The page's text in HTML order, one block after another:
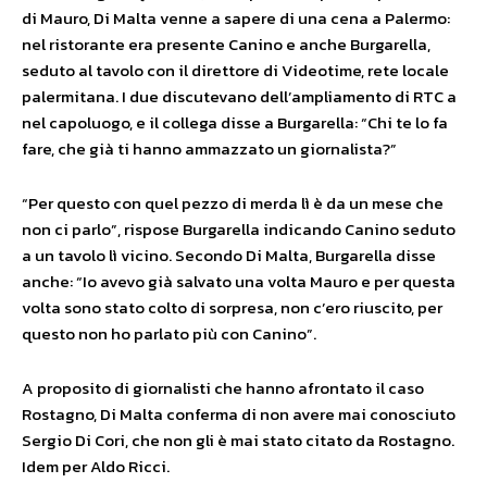
di Mauro, Di Malta venne a sapere di una cena a Palermo:
nel ristorante era presente Canino e anche Burgarella,
seduto al tavolo con il direttore di Videotime, rete locale
palermitana. I due discutevano dell’ampliamento di RTC a
nel capoluogo, e il collega disse a Burgarella: “Chi te lo fa
fare, che già ti hanno ammazzato un giornalista?”
“Per questo con quel pezzo di merda lì è da un mese che
non ci parlo”, rispose Burgarella indicando Canino seduto
a un tavolo lì vicino. Secondo Di Malta, Burgarella disse
anche: “Io avevo già salvato una volta Mauro e per questa
volta sono stato colto di sorpresa, non c’ero riuscito, per
questo non ho parlato più con Canino”.
A proposito di giornalisti che hanno afrontato il caso
Rostagno, Di Malta conferma di non avere mai conosciuto
Sergio Di Cori, che non gli è mai stato citato da Rostagno.
Idem per Aldo Ricci.